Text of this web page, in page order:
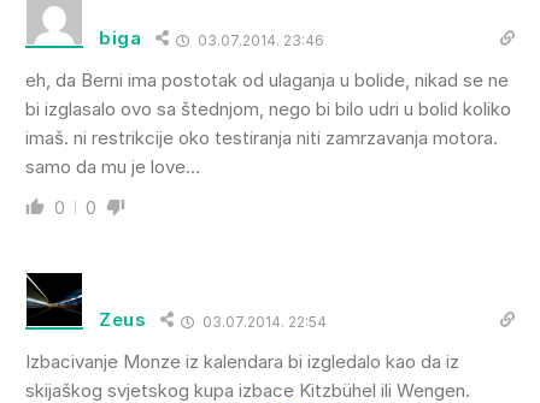
biga 03.07.2014. 23:46
eh, da Berni ima postotak od ulaganja u bolide, nikad se ne
bi izglasalo ovo sa štednjom, nego bi bilo udri u bolid koliko
imaš. ni restrikcije oko testiranja niti zamrzavanja motora.
samo da mu je love…
0 0
Zeus 03.07.2014. 22:54
Izbacivanje Monze iz kalendara bi izgledalo kao da iz
skijaškog svjetskog kupa izbace Kitzbühel ili Wengen.